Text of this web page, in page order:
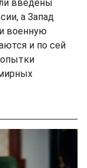
введены
а Запад
военную
и по сей